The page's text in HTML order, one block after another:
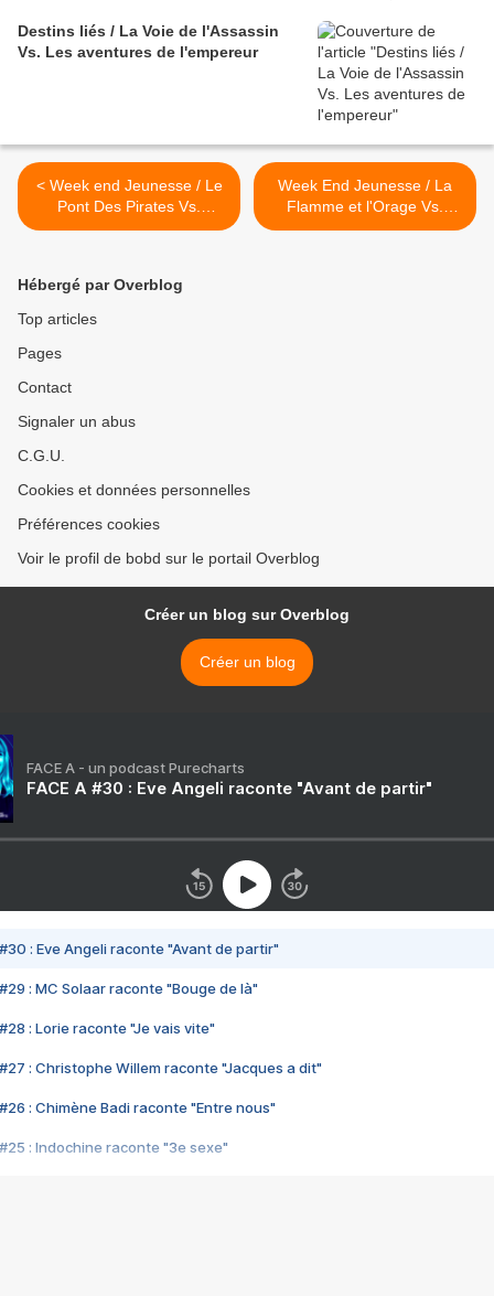
Destins liés / La Voie de l'Assassin
Vs. Les aventures de l'empereur
< Week end Jeunesse / Le
Pont Des Pirates Vs.
Treasure Planet
Week End Jeunesse / La
Flamme et l'Orage Vs.
Harry Potter and the
Hébergé par Overblog
Top articles
Pages
Contact
Signaler un abus
C.G.U.
Cookies et données personnelles
Préférences cookies
Voir le profil de bobd sur le portail Overblog
Créer un blog sur Overblog
Créer un blog
FACE A - un podcast Purecharts
FACE A #30 : Eve Angeli raconte "Avant de partir"
#30 : Eve Angeli raconte "Avant de partir"
#29 : MC Solaar raconte "Bouge de là"
#28 : Lorie raconte "Je vais vite"
#27 : Christophe Willem raconte "Jacques a dit"
#26 : Chimène Badi raconte "Entre nous"
#25 : Indochine raconte "3e sexe"